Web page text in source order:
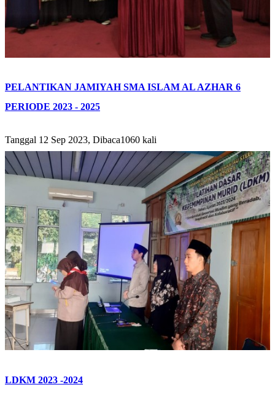
PELANTIKAN JAMIYAH SMA ISLAM AL AZHAR 6
PERIODE 2023 - 2025
Tanggal 12 Sep 2023, Dibaca1060 kali
LDKM 2023 -2024